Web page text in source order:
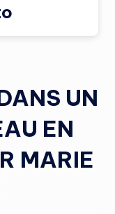
UN
EN
MARIE